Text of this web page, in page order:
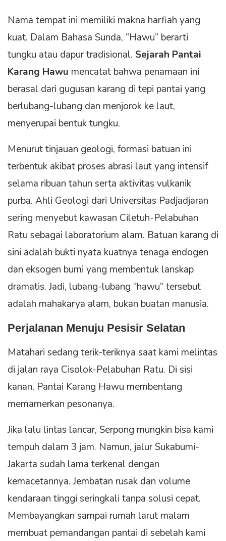
Nama tempat ini memiliki makna harfiah yang
kuat. Dalam Bahasa Sunda, “Hawu” berarti
tungku atau dapur tradisional. Sejarah Pantai
Karang Hawu mencatat bahwa penamaan ini
berasal dari gugusan karang di tepi pantai yang
berlubang-lubang dan menjorok ke laut,
menyerupai bentuk tungku.
Menurut tinjauan geologi, formasi batuan ini
terbentuk akibat proses abrasi laut yang intensif
selama ribuan tahun serta aktivitas vulkanik
purba. Ahli Geologi dari Universitas Padjadjaran
sering menyebut kawasan Ciletuh-Pelabuhan
Ratu sebagai laboratorium alam. Batuan karang di
sini adalah bukti nyata kuatnya tenaga endogen
dan eksogen bumi yang membentuk lanskap
dramatis. Jadi, lubang-lubang “hawu” tersebut
adalah mahakarya alam, bukan buatan manusia.
Perjalanan Menuju Pesisir Selatan
Matahari sedang terik-teriknya saat kami melintas
di jalan raya Cisolok-Pelabuhan Ratu. Di sisi
kanan, Pantai Karang Hawu membentang
memamerkan pesonanya.
Jika lalu lintas lancar, Serpong mungkin bisa kami
tempuh dalam 3 jam. Namun, jalur Sukabumi-
Jakarta sudah lama terkenal dengan
kemacetannya. Jembatan rusak dan volume
kendaraan tinggi seringkali tanpa solusi cepat.
Membayangkan sampai rumah larut malam
membuat pemandangan pantai di sebelah kami